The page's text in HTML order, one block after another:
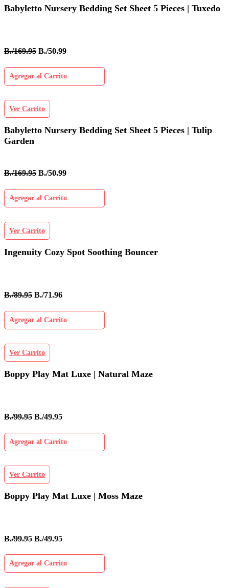
Babyletto Nursery Bedding Set Sheet 5 Pieces | Tuxedo
B./169.95 B./50.99
Agregar al Carrito
Ver Carrito
Babyletto Nursery Bedding Set Sheet 5 Pieces | Tulip
Garden
B./169.95 B./50.99
Agregar al Carrito
Ver Carrito
Ingenuity Cozy Spot Soothing Bouncer
B./89.95 B./71.96
Agregar al Carrito
Ver Carrito
Boppy Play Mat Luxe | Natural Maze
B./99.95 B./49.95
Agregar al Carrito
Ver Carrito
Boppy Play Mat Luxe | Moss Maze
B./99.95 B./49.95
Agregar al Carrito